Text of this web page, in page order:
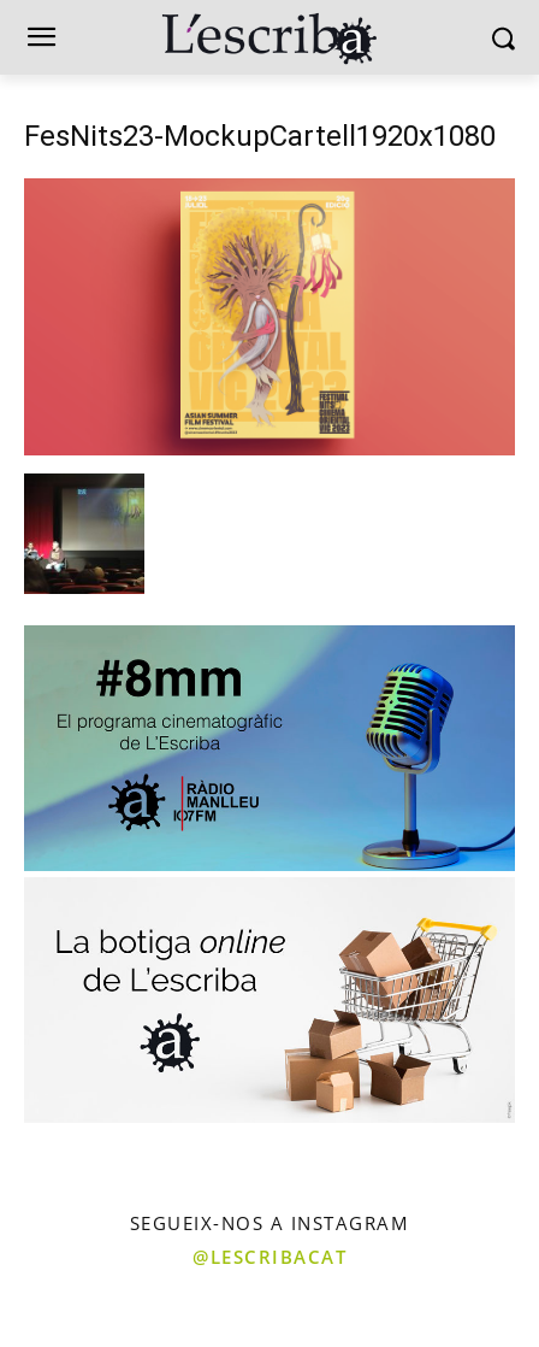
FesNits23-MockupCartell1920x1080
SEGUEIX-NOS A INSTAGRAM
@LESCRIBACAT